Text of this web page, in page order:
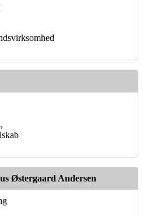
Østergaard Andersen